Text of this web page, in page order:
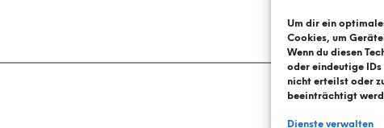
Um dir ein
Cookies, um
Wenn du diesen
oder eindeutige
nicht erteilst oder
beeinträchtigt
Dienste verwalten